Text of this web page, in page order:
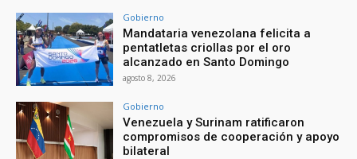
Gobierno
Mandataria venezolana felicita a
pentatletas criollas por el oro
alcanzado en Santo Domingo
agosto 8, 2026
Gobierno
Venezuela y Surinam ratificaron
compromisos de cooperación y apoyo
bilateral